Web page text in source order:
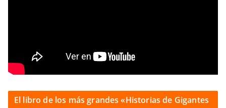
El libro de los más grandes «Historias de Gigantes